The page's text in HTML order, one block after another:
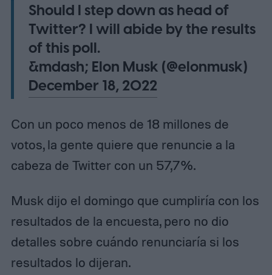
Should I step down as head of
Twitter? I will abide by the results
of this poll.
&mdash; Elon Musk (@elonmusk)
December 18, 2022
Con un poco menos de 18 millones de
votos, la gente quiere que renuncie a la
cabeza de Twitter con un 57,7%.
Musk dijo el domingo que cumpliría con los
resultados de la encuesta, pero no dio
detalles sobre cuándo renunciaría si los
resultados lo dijeran.